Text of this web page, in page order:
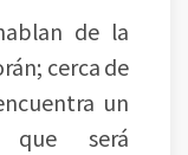
de la
cerca de
un
que será